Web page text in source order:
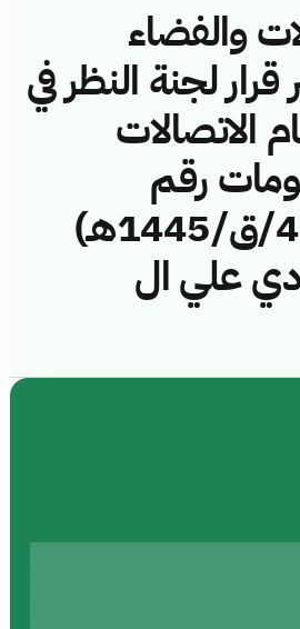
والفضاء
قرار لجنة النظر في
الاتصالات
رقم
(45114404/ق/1445هـ)
علي ال